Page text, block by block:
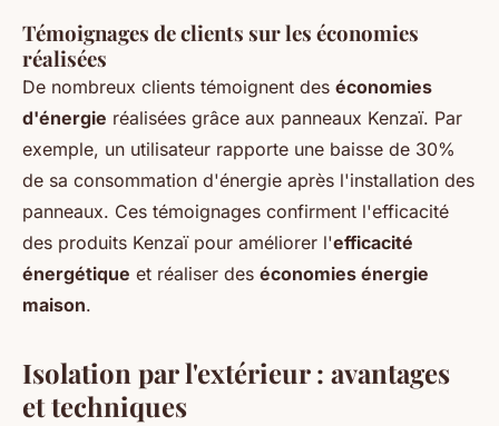
Témoignages de clients sur les économies
réalisées
De nombreux clients témoignent des économies
d'énergie réalisées grâce aux panneaux Kenzaï. Par
exemple, un utilisateur rapporte une baisse de 30%
de sa consommation d'énergie après l'installation des
panneaux. Ces témoignages confirment l'efficacité
des produits Kenzaï pour améliorer l'efficacité
énergétique et réaliser des économies énergie
maison.
Isolation par l'extérieur : avantages
et techniques